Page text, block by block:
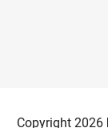
Copyright 2026